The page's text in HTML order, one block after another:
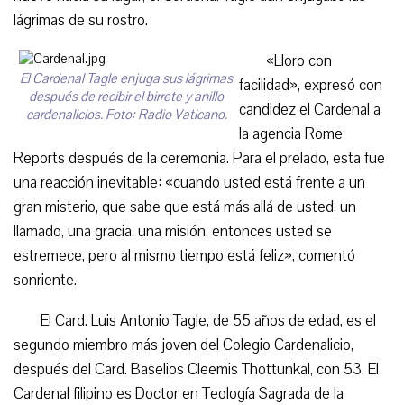
lágrimas de su rostro.
El Cardenal Tagle enjuga sus lágrimas
después de recibir el birrete y anillo
cardenalicios. Foto: Radio Vaticano.
«Lloro con
facilidad», expresó con
candidez el Cardenal a
la agencia Rome
Reports después de la ceremonia. Para el prelado, esta fue
una reacción inevitable: «cuando usted está frente a un
gran misterio, que sabe que está más allá de usted, un
llamado, una gracia, una misión, entonces usted se
estremece, pero al mismo tiempo está feliz», comentó
sonriente.
El Card. Luis Antonio Tagle, de 55 años de edad, es el
segundo miembro más joven del Colegio Cardenalicio,
después del Card. Baselios Cleemis Thottunkal, con 53. El
Cardenal filipino es Doctor en Teología Sagrada de la